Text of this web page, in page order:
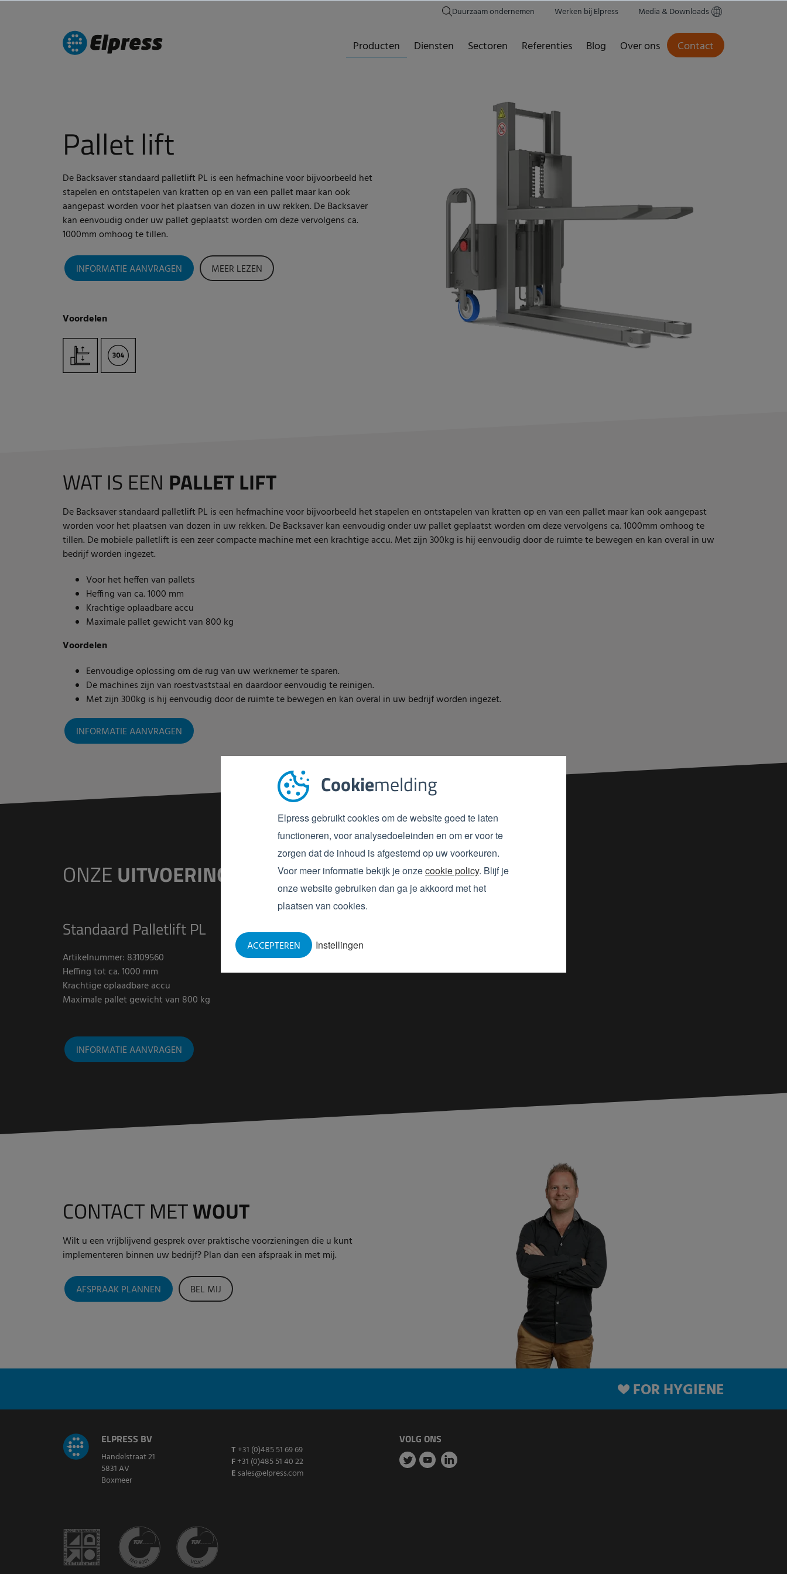
Cookiemelding
Elpress gebruikt cookies om de website goed te laten
functioneren, voor analysedoeleinden en om er voor te
zorgen dat de inhoud is afgestemd op uw voorkeuren.
Voor meer informatie bekijk je onzecookie policy. Blijf je
onze website gebruiken dan ga je akkoord met het
plaatsen van cookies.
Instellingen
ACCEPTEREN
Duurzaam ondernemen Werken bij Elpress Media & Downloads
Producten Diensten Sectoren Referenties Blog Over ons Contact
Pallet lift
De Backsaver standaard palletlift PL is een hefmachine voor bijvoorbeeld het
stapelen en ontstapelen van kratten op en van een pallet maar kan ook
aangepast worden voor het plaatsen van dozen in uw rekken. De Backsaver
kan eenvoudig onder uw pallet geplaatst worden om deze vervolgens ca.
1000mm omhoog te tillen.
INFORMATIE AANVRAGEN MEER LEZEN
Voordelen
WAT IS EEN PALLET LIFT
De Backsaver standaard palletlift PL is een hefmachine voor bijvoorbeeld het stapelen en ontstapelen van kratten op en van een pallet maar kan ook aangepast
worden voor het plaatsen van dozen in uw rekken. De Backsaver kan eenvoudig onder uw pallet geplaatst worden om deze vervolgens ca. 1000mm omhoog te
tillen. De mobiele palletlift is een zeer compacte machine met een krachtige accu. Met zijn 300kg is hij eenvoudig door de ruimte te bewegen en kan overal in uw
bedrijf worden ingezet.
Voor het heffen van pallets
Heffing van ca. 1000 mm
Krachtige oplaadbare accu
Maximale pallet gewicht van 800 kg
Voordelen
Eenvoudige oplossing om de rug van uw werknemer te sparen.
De machines zijn van roestvaststaal en daardoor eenvoudig te reinigen.
Met zijn 300kg is hij eenvoudig door de ruimte te bewegen en kan overal in uw bedrijf worden ingezet.
INFORMATIE AANVRAGEN
ONZE UITVOERINGEN
Standaard Palletlift PL
Artikelnummer: 83109560
Heffing tot ca. 1000 mm
Krachtige oplaadbare accu
Maximale pallet gewicht van 800 kg
INFORMATIE AANVRAGEN
CONTACT METWOUT
Wilt u een vrijblijvend gesprek over praktische voorzieningen die u kunt
implementeren binnen uw bedrijf? Plan dan een afspraak in met mij.
AFSPRAAK PLANNEN BEL MIJ
FOR HYGIENE
ELPRESS BV
Handelstraat 21
5831 AV
Boxmeer
T +31 (0)485 51 69 69
F+31 (0)485 51 40 22
E sales@elpress.com
VOLG ONS